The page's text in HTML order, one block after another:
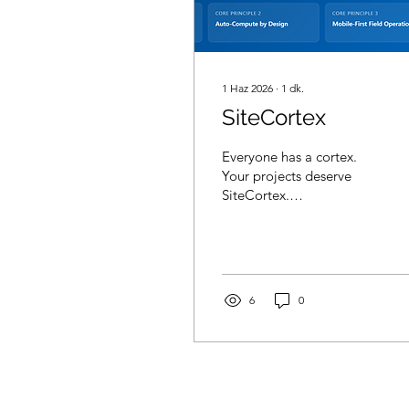
1 Haz 2026 ∙ 1 dk.
SiteCortex
Everyone has a cortex.
Your projects deserve
SiteCortex.
buldun.app/dev
buldun.app/dev
SiteCortex Construction
Real-Time Project & Cost
6 0